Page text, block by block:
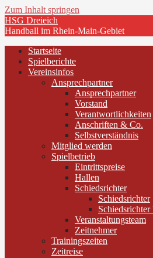
Zum Inhalt springen
HSG Dreieich
Handball im Rhein-Main-Gebiet
Startseite
Spielberichte
Vereinsinfos
Ansprechpartner
Ansprechpartner
Vorstand
Verantwortlichkeiten
Anschriften & Co.
Selbstverständnis
Mitglied werden
Spielbetrieb
Eintrittspreise
Hallen
Schiedsrichter
Schiedsrichter
Schiedsrichter
Veranstaltungsteam
Zeitnehmer
Trainingszeiten
Zeitreise